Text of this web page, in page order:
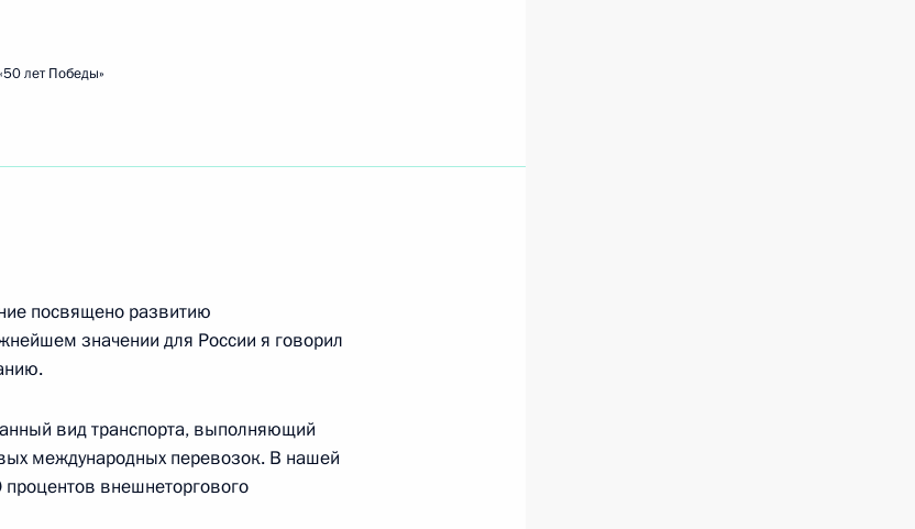
материалы
банка
лет Победы»
посвящено развитию
значении для России я говорил
вид транспорта, выполняющий
международных перевозок. В нашей
процентов внешнеторгового